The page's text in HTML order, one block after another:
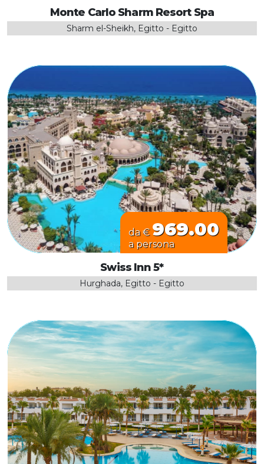
Monte Carlo Sharm Resort Spa
Sharm el-Sheikh, Egitto - Egitto
da € 969.00
a persona
Swiss Inn 5*
Hurghada, Egitto - Egitto